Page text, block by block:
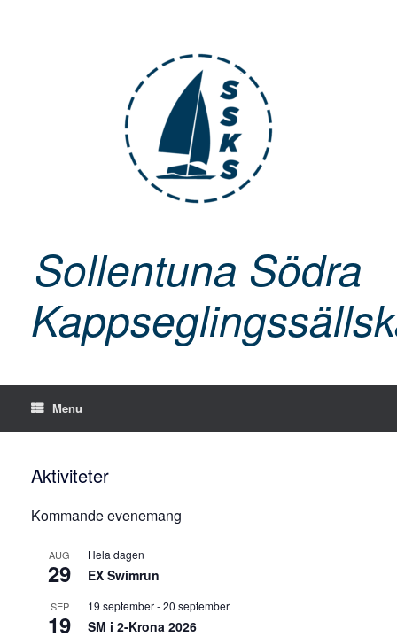
Sollentuna Södra
Menu
Aktiviteter
Kommande evenemang
AUG
29
Hela dagen
EX Swimrun
SEP
19
19 september-20 september
SM i 2-Krona 2026